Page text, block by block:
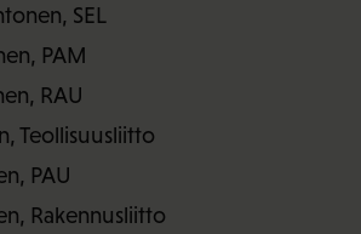
SEL
PAM
RAU
Teollisuusliitto
PAU
Rakennusliitto